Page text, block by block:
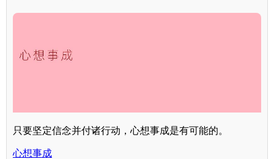
只要坚定信念并付诸行动，心想事成是有可能的。
心想事成